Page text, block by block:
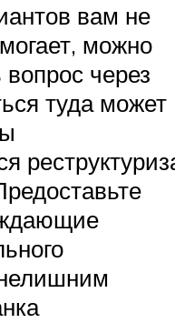
вам не
можно
через
туда может